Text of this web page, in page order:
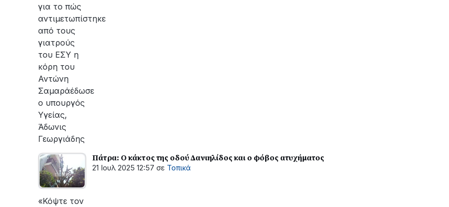
για το πώς
αντιμετωπίστηκε
από τους
γιατρούς
του ΕΣΥ η
κόρη του
Αντώνη
Σαμαράέδωσε
ο υπουργός
Υγείας,
Άδωνις
Γεωργιάδης
Πάτρα: Ο κάκτος της οδού Δανιηλίδος και ο φόβος ατυχήματος
21 Ιουλ 2025 12:57 σε Τοπικά
«Κόψτε τον